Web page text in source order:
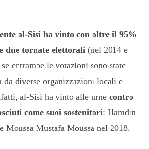
al-Sisi ha vinto con oltre il 95%
due tornate elettorali (nel 2014 e
entrambe le votazioni sono state
da diverse organizzazioni locali e
al-Sisi ha vinto alle urne contro
come suoi sostenitori: Hamdin
Moussa Mustafa Moussa nel 2018.